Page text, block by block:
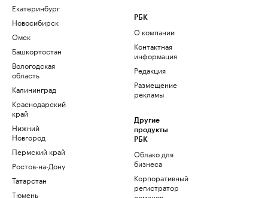
Екатеринбург
Новосибирск
Омск
Башкортостан
Вологодская
область
Калининград
Краснодарский
край
Нижний
Новгород
Пермский край
Ростов-на-Дону
Татарстан
Тюмень
РБК
О компании
Контактная
информация
Редакция
Размещение
рекламы
Другие
продукты
РБК
Облако для
бизнеса
Корпоративный
регистратор